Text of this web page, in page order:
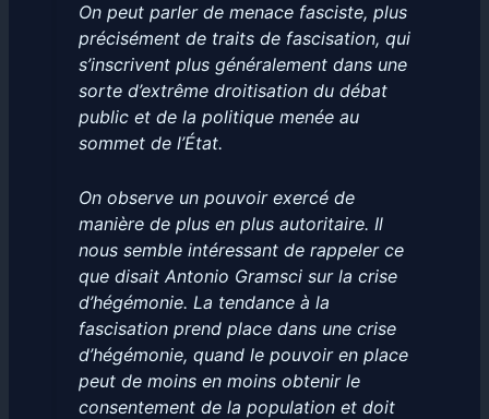
On peut parler de menace fasciste, plus
précisément de traits de fascisation, qui
s’inscrivent plus généralement dans une
sorte d’extrême droitisation du débat
public et de la politique menée au
sommet de l’État.
On observe un pouvoir exercé de
manière de plus en plus autoritaire. Il
nous semble intéressant de rappeler ce
que disait Antonio Gramsci sur la crise
d’hégémonie. La tendance à la
fascisation prend place dans une crise
d’hégémonie, quand le pouvoir en place
peut de moins en moins obtenir le
consentement de la population et doit